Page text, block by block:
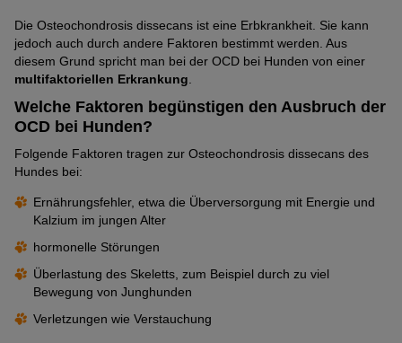
Die Osteochondrosis dissecans ist eine Erbkrankheit. Sie kann
jedoch auch durch andere Faktoren bestimmt werden. Aus
diesem Grund spricht man bei der OCD bei Hunden von einer
multifaktoriellen Erkrankung.
Welche Faktoren begünstigen den Ausbruch der
OCD bei Hunden?
Folgende Faktoren tragen zur Osteochondrosis dissecans des
Hundes bei:
Ernährungsfehler, etwa die Überversorgung mit Energie und
Kalzium im jungen Alter
hormonelle Störungen
Überlastung des Skeletts, zum Beispiel durch zu viel
Bewegung von Junghunden
Verletzungen wie Verstauchung